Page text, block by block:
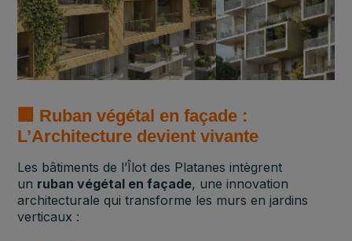
🏢 Ruban végétal en façade :
L’Architecture devient vivante
Les bâtiments de l’Îlot des Platanes intègrent
un ruban végétal en façade, une innovation
architecturale qui transforme les murs en jardins
verticaux :